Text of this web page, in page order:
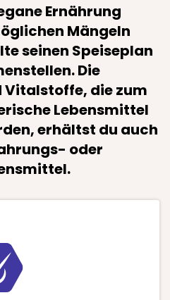
Ernährung
Mängeln
seinen Speiseplan
Die
die zum
Lebensmittel
erhältst du auch
oder